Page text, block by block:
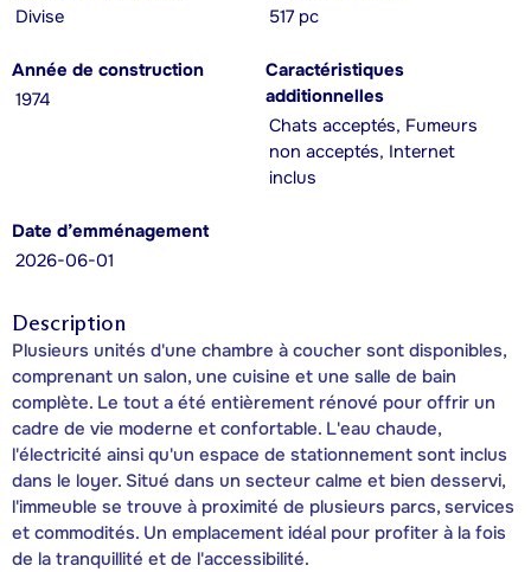
Divise
517 pc
Année de construction
1974
Caractéristiques
additionnelles
Chats acceptés, Fumeurs
non acceptés, Internet
inclus
Date d’emménagement
2026-06-01
Description
Plusieurs unités d'une chambre à coucher sont disponibles,
comprenant un salon, une cuisine et une salle de bain
complète. Le tout a été entièrement rénové pour offrir un
cadre de vie moderne et confortable. L'eau chaude,
l'électricité ainsi qu'un espace de stationnement sont inclus
dans le loyer. Situé dans un secteur calme et bien desservi,
l'immeuble se trouve à proximité de plusieurs parcs, services
et commodités. Un emplacement idéal pour profiter à la fois
de la tranquillité et de l'accessibilité.